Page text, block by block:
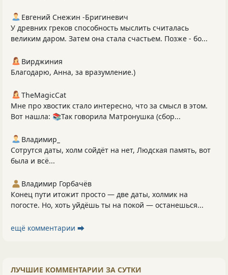
Евгений Снежин -Бригиневич
У древних греков способность мыслить считалась
великим даром. Затем она стала счастьем. Позже - бо...
Вирджиния
Благодарю, Анна, за вразумление.)
TheMagicCat
Мне про хвостик стало интересно, что за смысл в этом.
Вот нашла: 📚Так говорила Матронушка (сбор...
Владимир_
Сотрутся даты, холм сойдёт на нет, Людская память, вот
была и всё...
Владимир Горбачёв
Конец пути итожит просто — две даты, холмик на
погосте. Но, хоть уйдёшь ты на покой — останешься...
ещё комментарии ⮕
ЛУЧШИЕ КОММЕНТАРИИ ЗА СУТКИ